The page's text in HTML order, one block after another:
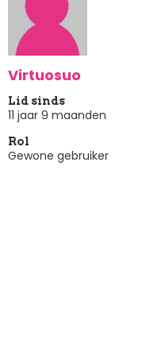
Virtuosuo
Lid sinds
11 jaar 9 maanden
Rol
Gewone gebruiker